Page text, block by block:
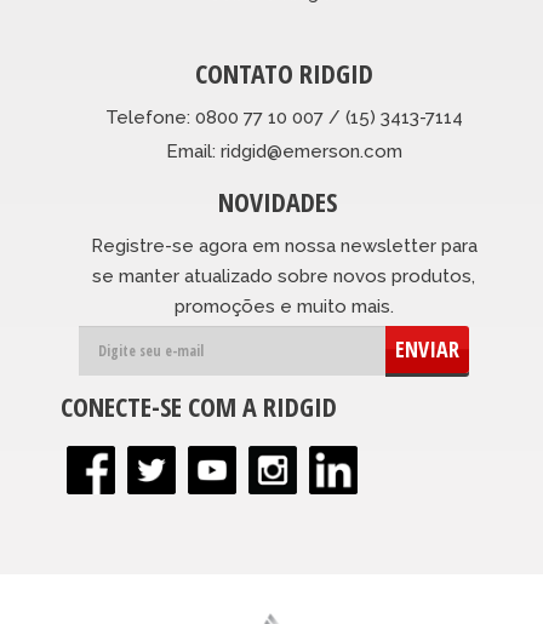
CONTATO RIDGID
Telefone: 0800 77 10 007 / (15) 3413-7114
Email: ridgid@emerson.com
NOVIDADES
Registre-se agora em nossa newsletter para
se manter atualizado sobre novos produtos,
promoções e muito mais.
ENVIAR
CONECTE-SE COM A RIDGID